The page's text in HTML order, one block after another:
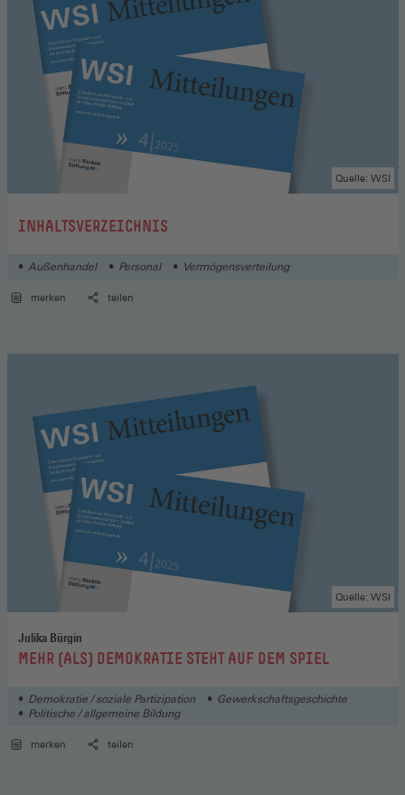
:INHALTSVERZEICHNIS
Quelle: WSI
Außenhandel Personal Vermögensverteilung
merken teilen
Julika Bürgin
:MEHR (ALS) DEMOKRATIE STEHT AUF DEM SPIEL
Quelle: WSI
Demokratie / soziale Partizipation
Gewerkschaftsgeschichte
Politische / allgemeine Bildung
merken teilen